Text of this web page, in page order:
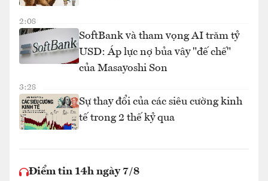
2:08
SoftBank và tham vọng AI trăm tỷ
USD: Áp lực nợ bủa vây "đế chế"
của Masayoshi Son
3:28
Sự thay đổi của các siêu cường kinh
tế trong 2 thế kỷ qua
Điểm tin 14h ngày 7/8